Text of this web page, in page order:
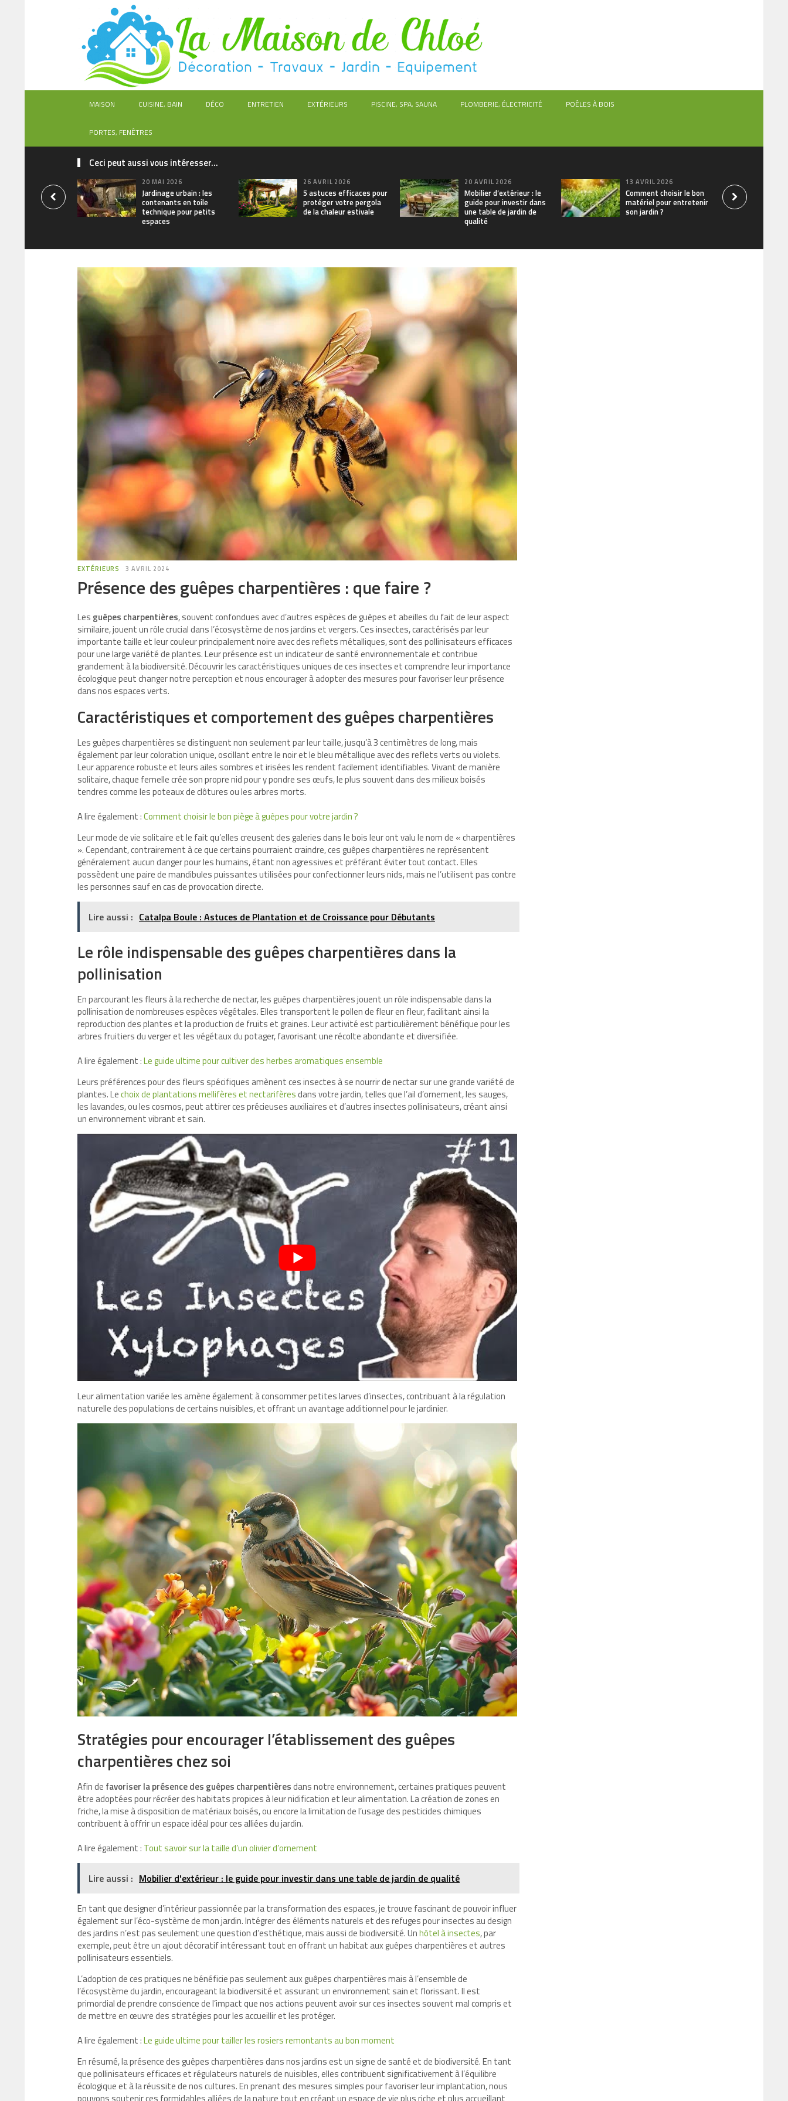
MAISON CUISINE, BAIN DÉCO ENTRETIEN EXTÉRIEURS PISCINE, SPA, SAUNA PLOMBERIE, ÉLECTRICITÉ POÊLES À BOIS
PORTES, FENÊTRES
Ceci peut aussi vous intéresser...
20 MAI 2026
Jardinage urbain : les
contenants en toile
technique pour petits
espaces
26 AVRIL 2026
5 astuces efficaces pour
protéger votre pergola
de la chaleur estivale
20 AVRIL 2026
Mobilier d’extérieur : le
guide pour investir dans
une table de jardin de
qualité
13 AVRIL 2026
Comment choisir le bon
matériel pour entretenir
son jardin ?
EXTÉRIEURS 3 AVRIL 2024
Présence des guêpes charpentières : que faire ?
Les guêpes charpentières, souvent confondues avec d’autres espèces de guêpes et abeilles du fait de leur aspect
similaire, jouent un rôle crucial dans l’écosystème de nos jardins et vergers. Ces insectes, caractérisés par leur
importante taille et leur couleur principalement noire avec des reflets métalliques, sont des pollinisateurs efficaces
pour une large variété de plantes. Leur présence est un indicateur de santé environnementale et contribue
grandement à la biodiversité. Découvrir les caractéristiques uniques de ces insectes et comprendre leur importance
écologique peut changer notre perception et nous encourager à adopter des mesures pour favoriser leur présence
dans nos espaces verts.
Caractéristiques et comportement des guêpes charpentières
Les guêpes charpentières se distinguent non seulement par leur taille, jusqu’à 3 centimètres de long, mais
également par leur coloration unique, oscillant entre le noir et le bleu métallique avec des reflets verts ou violets.
Leur apparence robuste et leurs ailes sombres et irisées les rendent facilement identifiables. Vivant de manière
solitaire, chaque femelle crée son propre nid pour y pondre ses œufs, le plus souvent dans des milieux boisés
tendres comme les poteaux de clôtures ou les arbres morts.
A lire également :Comment choisir le bon piège à guêpes pour votre jardin ?
Leur mode de vie solitaire et le fait qu’elles creusent des galeries dans le bois leur ont valu le nom de « charpentières
». Cependant, contrairement à ce que certains pourraient craindre, ces guêpes charpentières ne représentent
généralement aucun danger pour les humains, étant non agressives et préférant éviter tout contact. Elles
possèdent une paire de mandibules puissantes utilisées pour confectionner leurs nids, mais ne l’utilisent pas contre
les personnes sauf en cas de provocation directe.
Lire aussi : Catalpa Boule : Astuces de Plantation et de Croissance pour Débutants
Le rôle indispensable des guêpes charpentières dans la
pollinisation
En parcourant les fleurs à la recherche de nectar, les guêpes charpentières jouent un rôle indispensable dans la
pollinisation de nombreuses espèces végétales. Elles transportent le pollen de fleur en fleur, facilitant ainsi la
reproduction des plantes et la production de fruits et graines. Leur activité est particulièrement bénéfique pour les
arbres fruitiers du verger et les végétaux du potager, favorisant une récolte abondante et diversifiée.
A lire également :Le guide ultime pour cultiver des herbes aromatiques ensemble
Leurs préférences pour des fleurs spécifiques amènent ces insectes à se nourrir de nectar sur une grande variété de
plantes. Lechoix de plantations mellifères et nectarifèresdans votre jardin, telles que l’ail d’ornement, les sauges,
les lavandes, ou les cosmos, peut attirer ces précieuses auxiliaires et d’autres insectes pollinisateurs, créant ainsi
un environnement vibrant et sain.
Leur alimentation variée les amène également à consommer petites larves d’insectes, contribuant à la régulation
naturelle des populations de certains nuisibles, et offrant un avantage additionnel pour le jardinier.
Stratégies pour encourager l’établissement des guêpes
charpentières chez soi
Afin de favoriser la présence des guêpes charpentièresdans notre environnement, certaines pratiques peuvent
être adoptées pour récréer des habitats propices à leur nidification et leur alimentation. La création de zones en
friche, la mise à disposition de matériaux boisés, ou encore la limitation de l’usage des pesticides chimiques
contribuent à offrir un espace idéal pour ces alliées du jardin.
A lire également : Tout savoir sur la taille d’un olivier d’ornement
Lire aussi : Mobilier d'extérieur : le guide pour investir dans une table de jardin de qualité
En tant que designer d’intérieur passionnée par la transformation des espaces, je trouve fascinant de pouvoir influer
également sur l’éco-système de mon jardin. Intégrer des éléments naturels et des refuges pour insectes au design
des jardins n’est pas seulement une question d’esthétique, mais aussi de biodiversité. Unhôtel à insectes, par
exemple, peut être un ajout décoratif intéressant tout en offrant un habitat aux guêpes charpentières et autres
pollinisateurs essentiels.
L’adoption de ces pratiques ne bénéficie pas seulement aux guêpes charpentières mais à l’ensemble de
l’écosystème du jardin, encourageant la biodiversité et assurant un environnement sain et florissant. Il est
primordial de prendre conscience de l’impact que nos actions peuvent avoir sur ces insectes souvent mal compris et
de mettre en œuvre des stratégies pour les accueillir et les protéger.
A lire également :Le guide ultime pour tailler les rosiers remontants au bon moment
En résumé, la présence des guêpes charpentières dans nos jardins est un signe de santé et de biodiversité. En tant
que pollinisateurs efficaces et régulateurs naturels de nuisibles, elles contribuent significativement à l’équilibre
écologique et à la réussite de nos cultures. En prenant des mesures simples pour favoriser leur implantation, nous
pouvons soutenir ces formidables alliées de la nature tout en créant un espace de vie plus riche et plus accueillant